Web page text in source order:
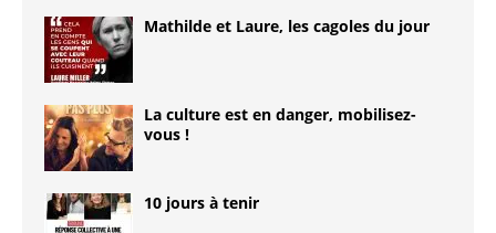
Mathilde et Laure, les cagoles du jour
La culture est en danger, mobilisez-
vous !
10 jours à tenir